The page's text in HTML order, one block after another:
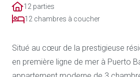
12 parties
12 chambres à coucher
Situé au cœur de la prestigieuse
en première ligne de mer à Puerto